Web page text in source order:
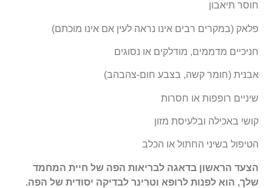
חוסר תיאבון
פלאק (במקרים רבים אינו נראה לעין אם אינו מוכתם)
חניכיים מדממים, מודלקים או נסוגים
אבנית (חומר קשה, בצבע חום-צהבהב)
שיניים רופפות או חסרות
קושי באכילה ובלעיסת מזון
הטיפול בשיני החתול או הכלב
הצעד הראשון בדאגה לבריאות הפה של חיית המחמד
שלך, הוא לפנות לרופא וטרינר לבדיקה יסודית של הפה.